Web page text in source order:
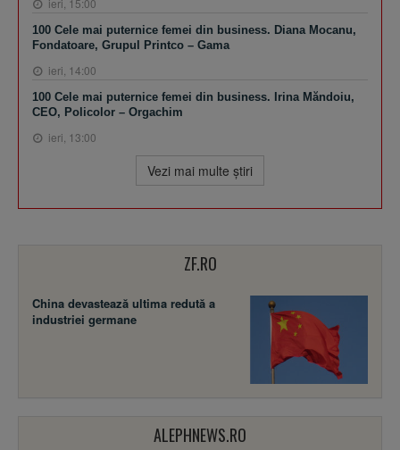
ieri, 15:00
100 Cele mai puternice femei din business. Diana Mocanu,
Fondatoare, Grupul Printco – Gama
ieri, 14:00
100 Cele mai puternice femei din business. Irina Măndoiu,
CEO, Policolor – Orgachim
ieri, 13:00
Vezi mai multe ştiri
ZF.RO
China devastează ultima redută a
industriei germane
ALEPHNEWS.RO